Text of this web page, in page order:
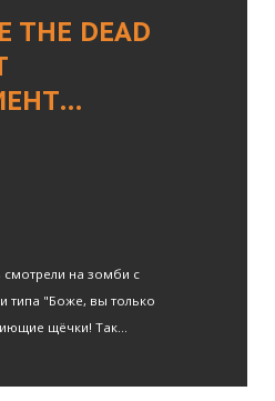
THE DEAD
смотрели на зомби с
типа "Боже, вы только
щёчки! Так...